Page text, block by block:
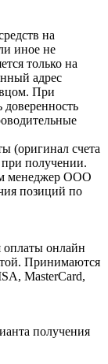
на
иное не
только на
адрес
При
доверенность
(оригинал счета
получении.
менеджер ООО
позиций по
оплаты онлайн
Принимаются
MasterCard,
получения